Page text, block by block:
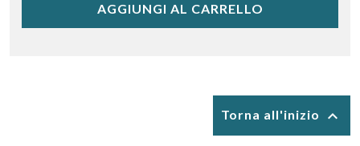
AGGIUNGI AL CARRELLO
Torna all'inizio 